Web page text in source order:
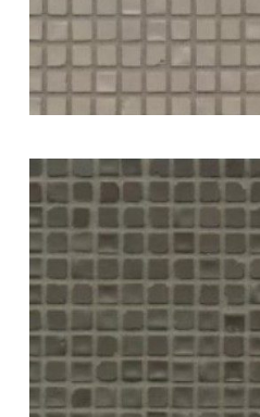
Afspraak maken
Contact Form
WhatsApp